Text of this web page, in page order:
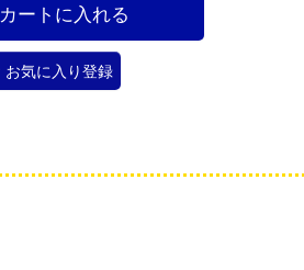
カートに入れる
お気に入り登録